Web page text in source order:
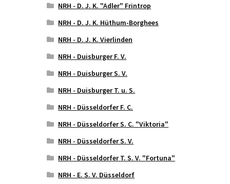
NRH - D. J. K. "Adler" Frintrop
NRH - D. J. K. Hüthum-Borghees
NRH - D. J. K. Vierlinden
NRH - Duisburger F. V.
NRH - Duisburger S. V.
NRH - Duisburger T. u. S.
NRH - Düsseldorfer F. C.
NRH - Düsseldorfer S. C. "Viktoria"
NRH - Düsseldorfer S. V.
NRH - Düsseldorfer T. S. V. "Fortuna"
NRH - E. S. V. Düsseldorf